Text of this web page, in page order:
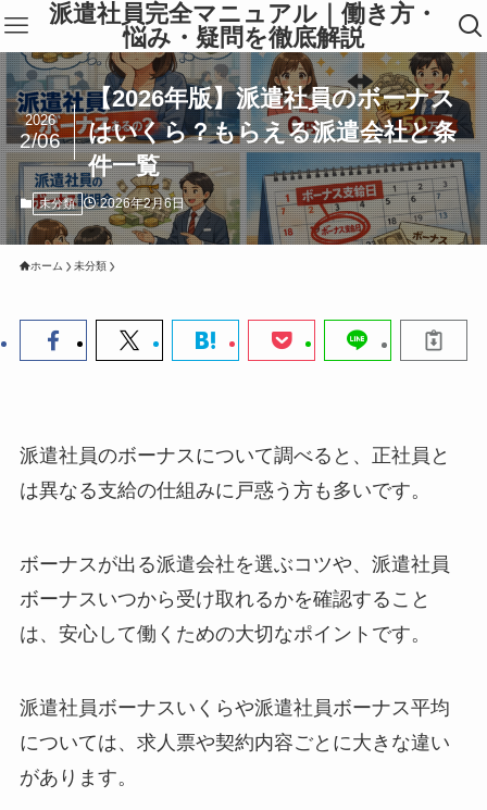
派遣社員完全マニュアル｜働き方・
悩み・疑問を徹底解説
【2026年版】派遣社員のボーナス
はいくら？もらえる派遣会社と条
件一覧
2026
2/06
未分類 2026年2月6日
ホーム 未分類
派遣社員のボーナスについて調べると、正社員と
は異なる支給の仕組みに戸惑う方も多いです。
ボーナスが出る派遣会社を選ぶコツや、派遣社員
ボーナスいつから受け取れるかを確認すること
は、安心して働くための大切なポイントです。
派遣社員ボーナスいくらや派遣社員ボーナス平均
については、求人票や契約内容ごとに大きな違い
があります。